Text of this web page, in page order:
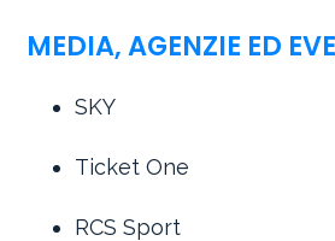
MEDIA, AGENZIE ED
SKY
Ticket One
RCS Sport